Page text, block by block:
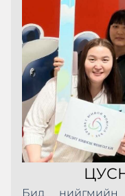
Бид нийгмийн